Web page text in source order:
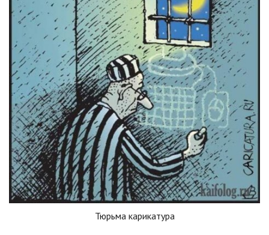
Тюрьма карикатура